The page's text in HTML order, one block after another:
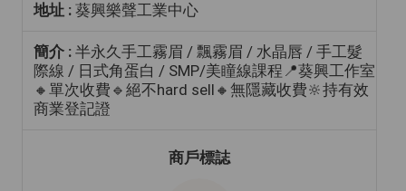
地址 : 葵興樂聲工業中心
簡介 : 半永久手工霧眉 / 飄霧眉 / 水晶唇 / 手工髮
際線 / 日式角蛋白 / SMP/美瞳線課程📍葵興工作室
🔸單次收費🔹絕不hard sell🔸無隱藏收費🔆持有效
商業登記證
商戶標誌